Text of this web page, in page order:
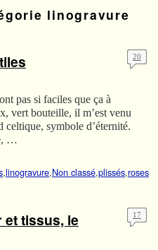
linogravure
20
pas si faciles que ça à
vert bouteille, il m’est venu
symbole d’éternité.
…
,linogravure,Non classé,plissés,roses
tissus, le
17